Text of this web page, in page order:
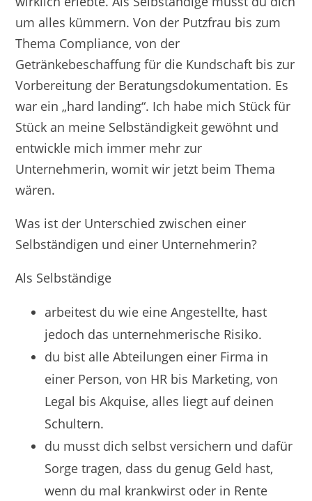
um alles kümmern. Von der Putzfrau bis zum
Thema Compliance, von der
Getränkebeschaffung für die Kundschaft bis zur
Vorbereitung der Beratungsdokumentation. Es
war ein „hard landing“. Ich habe mich Stück für
Stück an meine Selbständigkeit gewöhnt und
entwickle mich immer mehr zur
Unternehmerin, womit wir jetzt beim Thema
wären.
​Was ist der Unterschied zwischen einer
Selbständigen und einer Unternehmerin?
Als Selbständige
arbeitest du wie eine Angestellte, hast
jedoch das unternehmerische Risiko.
du bist alle Abteilungen einer Firma in
einer Person, von HR bis Marketing, von
Legal bis Akquise, alles liegt auf deinen
Schultern.
du musst dich selbst versichern und dafür
Sorge tragen, dass du genug Geld hast,
wenn du mal krankwirst oder in Rente